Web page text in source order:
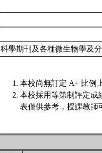
科學期刊及各種微生物學及
本校尚無訂定 A+ 比例
本校採用等第制評定成
表僅供參考，授課教師